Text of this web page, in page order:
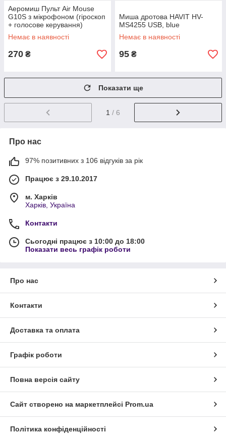
Аеромиш Пульт Air Mouse
G10S з мікрофоном (гіроскоп
+ голосове керування)
Немає в наявності
270 ₴
Миша дротова HAVIT HV-
MS4255 USB, blue
Немає в наявності
95 ₴
Показати ще
1 / 6
Про нас
97% позитивних з 106 відгуків за рік
Працює з 29.10.2017
м. Харків
Харків, Україна
Контакти
Сьогодні працює з 10:00 до 18:00
Показати весь графік роботи
Про нас
Контакти
Доставка та оплата
Графік роботи
Повна версія сайту
Сайт створено на маркетплейсі Prom.ua
Політика конфіденційності